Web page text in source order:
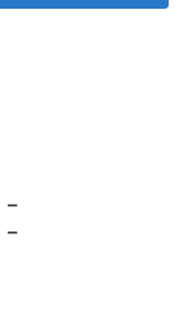
－
－